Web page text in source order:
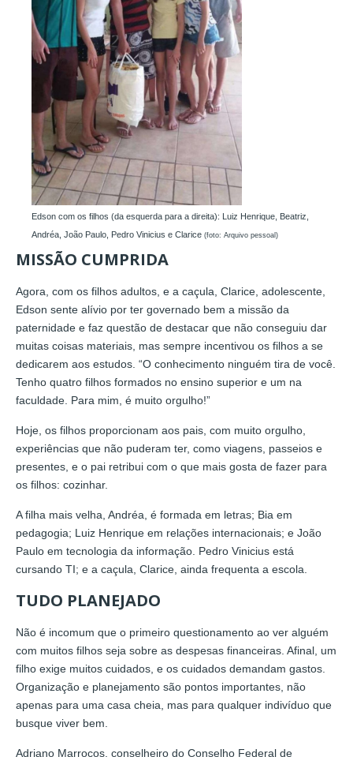
Edson com os filhos (da esquerda para a direita): Luiz Henrique, Beatriz,
Andréa, João Paulo, Pedro Vinicius e Clarice (foto: Arquivo pessoal)
MISSÃO CUMPRIDA
Agora, com os filhos adultos, e a caçula, Clarice, adolescente,
Edson sente alívio por ter governado bem a missão da
paternidade e faz questão de destacar que não conseguiu dar
muitas coisas materiais, mas sempre incentivou os filhos a se
dedicarem aos estudos. “O conhecimento ninguém tira de você.
Tenho quatro filhos formados no ensino superior e um na
faculdade. Para mim, é muito orgulho!”
Hoje, os filhos proporcionam aos pais, com muito orgulho,
experiências que não puderam ter, como viagens, passeios e
presentes, e o pai retribui com o que mais gosta de fazer para
os filhos: cozinhar.
A filha mais velha, Andréa, é formada em letras; Bia em
pedagogia; Luiz Henrique em relações internacionais; e João
Paulo em tecnologia da informação. Pedro Vinicius está
cursando TI; e a caçula, Clarice, ainda frequenta a escola.
TUDO PLANEJADO
Não é incomum que o primeiro questionamento ao ver alguém
com muitos filhos seja sobre as despesas financeiras. Afinal, um
filho exige muitos cuidados, e os cuidados demandam gastos.
Organização e planejamento são pontos importantes, não
apenas para uma casa cheia, mas para qualquer indivíduo que
busque viver bem.
Adriano Marrocos, conselheiro do Conselho Federal de